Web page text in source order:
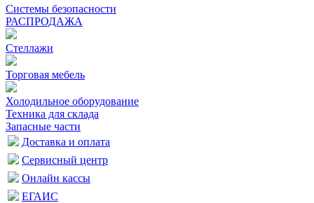
Системы безопасности
РАСПРОДАЖА
Стеллажи
Торговая мебель
Холодильное оборудование
Техника для склада
Запасные части
Доставка и оплата
Сервисный центр
Онлайн кассы
ЕГАИС